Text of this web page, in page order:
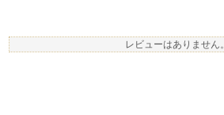
レビューはありません。